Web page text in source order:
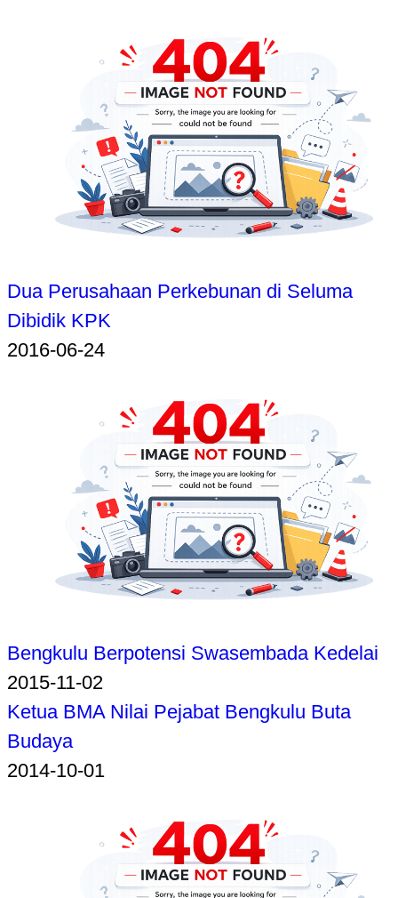
Dua Perusahaan Perkebunan di Seluma
Dibidik KPK
2016-06-24
Bengkulu Berpotensi Swasembada Kedelai
2015-11-02
Ketua BMA Nilai Pejabat Bengkulu Buta
Budaya
2014-10-01